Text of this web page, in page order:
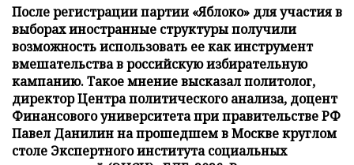
После регистрации партии «Яблоко» для участия в
выборах иностранные структуры получили
возможность использовать ее как инструмент
вмешательства в российскую избирательную
кампанию. Такое мнение высказал политолог,
директор Центра политического анализа, доцент
Финансового университета при правительстве РФ
Павел Данилин на прошедшем в Москве круглом
столе Экспертного института социальных